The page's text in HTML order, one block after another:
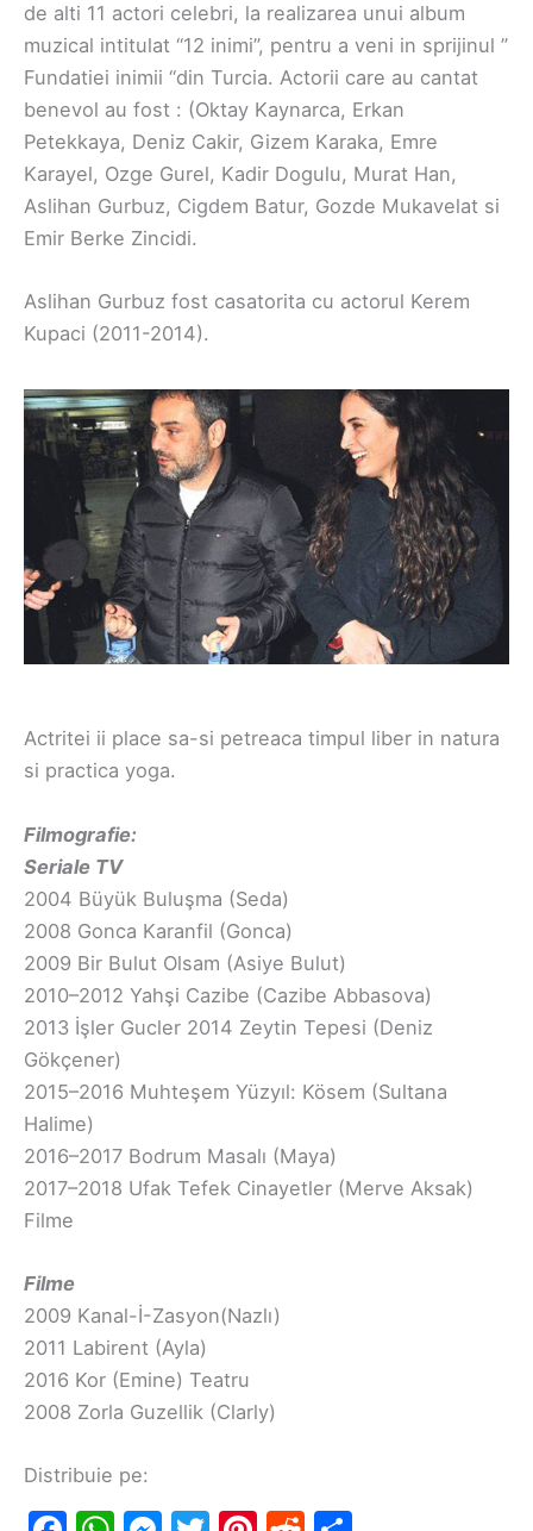
de alti 11 actori celebri, la realizarea unui album
muzical intitulat “12 inimi”, pentru a veni in sprijinul ”
Fundatiei inimii “din Turcia. Actorii care au cantat
benevol au fost : (Oktay Kaynarca, Erkan
Petekkaya, Deniz Cakir, Gizem Karaka, Emre
Karayel, Ozge Gurel, Kadir Dogulu, Murat Han,
Aslihan Gurbuz, Cigdem Batur, Gozde Mukavelat si
Emir Berke Zincidi.
Aslihan Gurbuz fost casatorita cu actorul Kerem
Kupaci (2011-2014).
Actritei ii place sa-si petreaca timpul liber in natura
si practica yoga.
Filmografie:
Seriale TV
2004 Büyük Buluşma (Seda)
2008 Gonca Karanfil (Gonca)
2009 Bir Bulut Olsam (Asiye Bulut)
2010–2012 Yahşi Cazibe (Cazibe Abbasova)
2013 İşler Gucler 2014 Zeytin Tepesi (Deniz
Gökçener)
2015–2016 Muhteşem Yüzyıl: Kösem (Sultana
Halime)
2016–2017 Bodrum Masalı (Maya)
2017–2018 Ufak Tefek Cinayetler (Merve Aksak)
Filme
Filme
2009 Kanal-İ-Zasyon(Nazlı)
2011 Labirent (Ayla)
2016 Kor (Emine) Teatru
2008 Zorla Guzellik (Clarly)
Distribuie pe: